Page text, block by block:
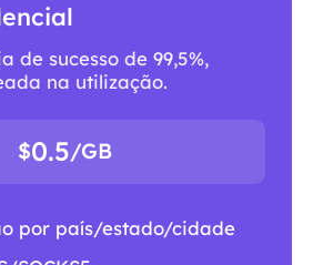
de sucesso de 99,5%,
na utilização.
$0.5/GB
por país/estado/cidade